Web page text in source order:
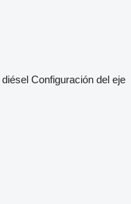
diésel Configuración del eje